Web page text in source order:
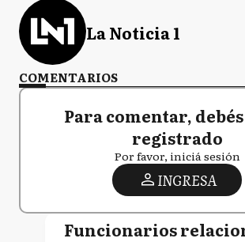
La Noticia 1
COMENTARIOS
Para comentar,
registrado
Por favor, iniciá sesión
INGRESA
Funcionarios